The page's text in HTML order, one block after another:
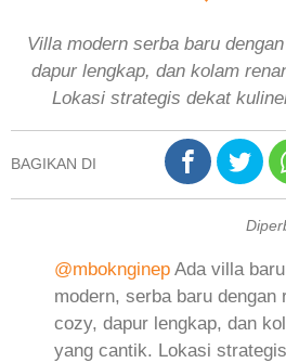
Villa modern serba baru
dapur lengkap, dan kolam
Lokasi strategis dekat
BAGIKAN DI
@mboknginep Ada villa
modern, serba baru dengan
cozy, dapur lengkap, dan
yang cantik. Lokasi